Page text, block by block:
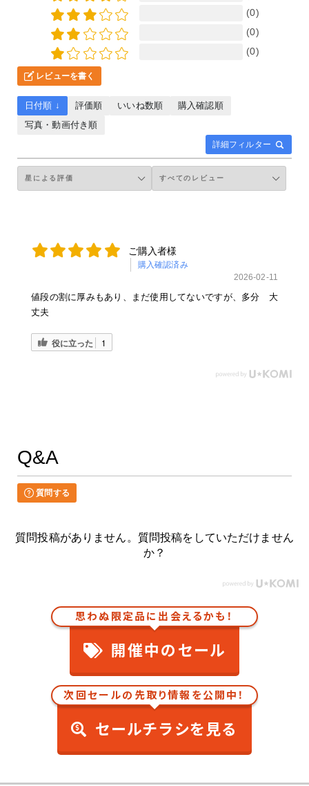
(0)
(0)
(0)
レビューを書く
詳細フィルター
日付順 ↓ 評価順 いいね数順
購入確認順
写真・動画付き順
ご購入者様
購入確認済み
2026-02-11
値段の割に厚みもあり、まだ使用してないですが、多分 大
丈夫
役に立った 1
Q&A
質問する
質問投稿がありません。質問投稿をしていただけません
か？
思わぬ限定品に出会えるかも！
開催中のセール
次回セールの先取り情報を公開中！
セールチラシを見る